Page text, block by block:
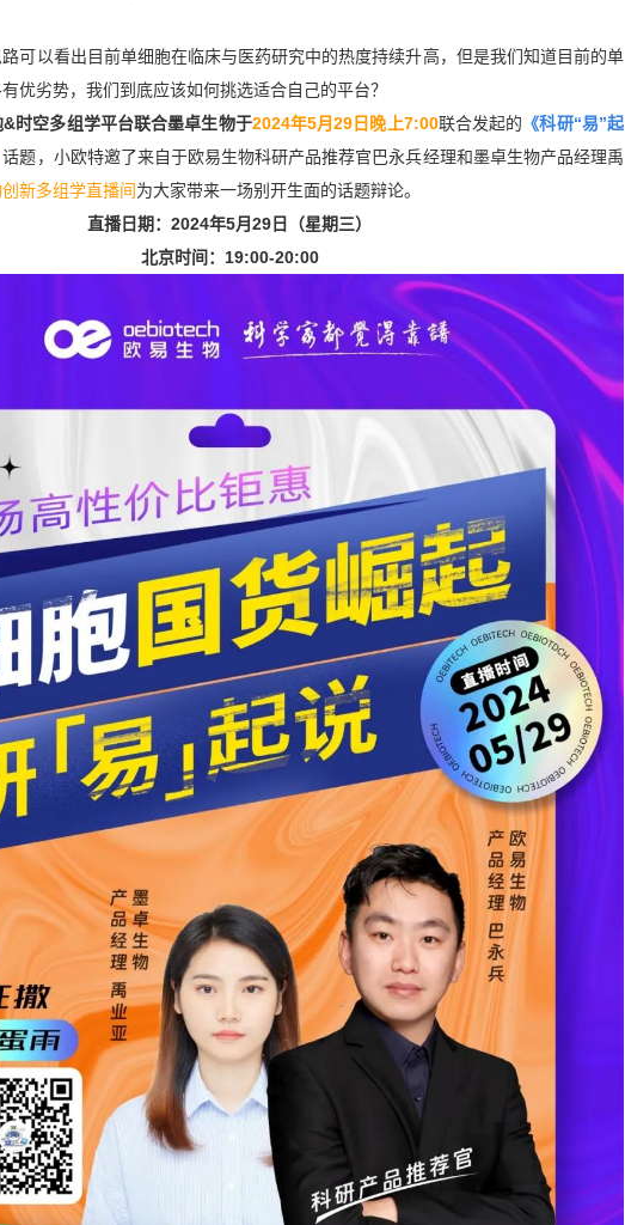
可以看出目前单细胞在临床与医药研究中的热度持续升高，但是我们知道目前的单
优劣势，我们到底应该如何挑选适合自己的平台？
时空多组学平台联合墨卓生物于2024年5月29日晚上7:00联合发起的 《科研“易”起
话题，小欧特邀了来自于欧易生物科研产品推荐官巴永兵经理和墨卓生物产品经理禹
新多组学直播间为大家带来一场别开生面的话题辩论。
直播日期：2024年5月29日（星期三）
北京时间：19:00-20:00